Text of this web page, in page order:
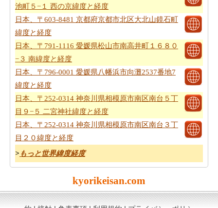
池町５−１ 西の京緯度と経度
日本、〒603-8481 京都府京都市北区大北山鏡石町
緯度と経度
日本、〒791-1116 愛媛県松山市南高井町１６８０
−３ 南緯度と経度
日本、〒796-0001 愛媛県八幡浜市向灘2537番地7
緯度と経度
日本、〒252-0314 神奈川県相模原市南区南台５丁
目９−５ 二宮神社緯度と経度
日本、〒252-0314 神奈川県相模原市南区南台３丁
目２０緯度と経度
> もっと世界緯度経度
kyorikeisan.com